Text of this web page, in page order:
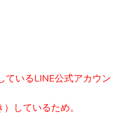
ているLINE公式アカウン
しているため。